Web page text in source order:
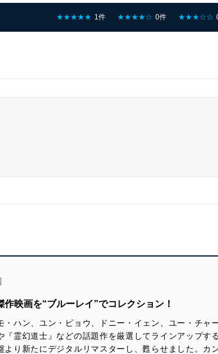
★★★★★ 1件 ★★★★☆ 0件 ★★★☆☆
映画を“ブルーレイ”でコレクション！
ハン、ユン・ピョウ、ドニー・イェン、ユー・チャ
霊幻道士』などの話題作を厳選してラインアップす
り新たにデジタルリマスターし、甦らせました。カ